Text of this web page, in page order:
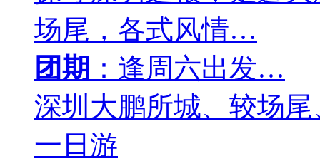
场尾，各式风情…
团期 ：逢周六出发…
深圳大鹏所城、较场
一日游